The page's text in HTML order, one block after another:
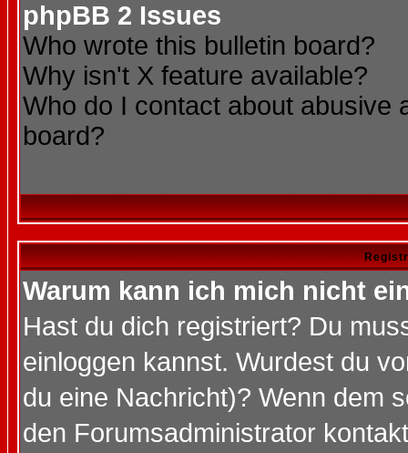
phpBB 2 Issues
Who wrote this bulletin board?
Why isn't X feature available?
Who do I contact about abusive
board?
Warum kann ich mich nicht
Hast du dich registriert? Du
einloggen kannst. Wurdest du
du eine Nachricht)? Wenn dem
den Forumsadministrator